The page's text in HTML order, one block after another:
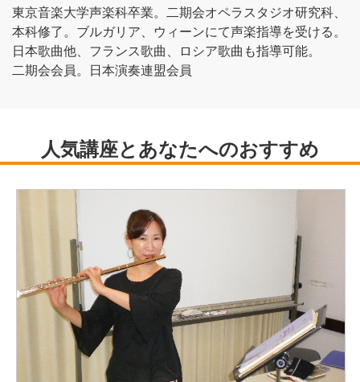
東京音楽大学声楽科卒業。二期会オペラスタジオ研究科、
本科修了。ブルガリア、ウィーンにて声楽指導を受ける。
日本歌曲他、フランス歌曲、ロシア歌曲も指導可能。
二期会会員。日本演奏連盟会員